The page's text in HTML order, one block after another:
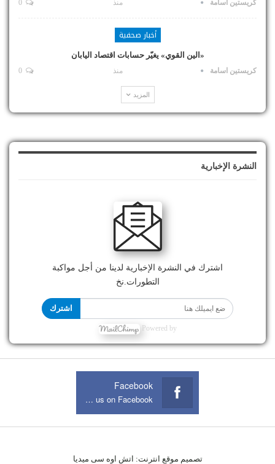
كريستين اسامة منذ
أخبار صحفية
«الين القوي» يغيّر حسابات اقتصاد اليابان
كريستين اسامة منذ
المزيد
النشرة الإخبارية
اشترك في النشرة الإخبارية لدينا من أجل مواكبة
التطورات.نخ
اشترك
Powered by
Facebook
Join us on Facebook
تصميم موقع انترنت: اتش اوه سى ميديا